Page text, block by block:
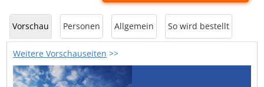
Vorschau Personen Allgemein So wird bestellt
Weitere Vorschauseiten >>